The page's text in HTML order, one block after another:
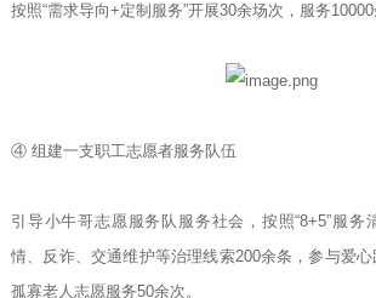
按照“需求导向+定制服务”开展30余场次，服务10000
④ 组建一支职工志愿者服务队伍
引导小牛哥志愿服务队服务社会，按照“8+5”服务
情、反诈、交通维护等治理线索200余条，参与爱
孤寡老人志愿服务50余次。